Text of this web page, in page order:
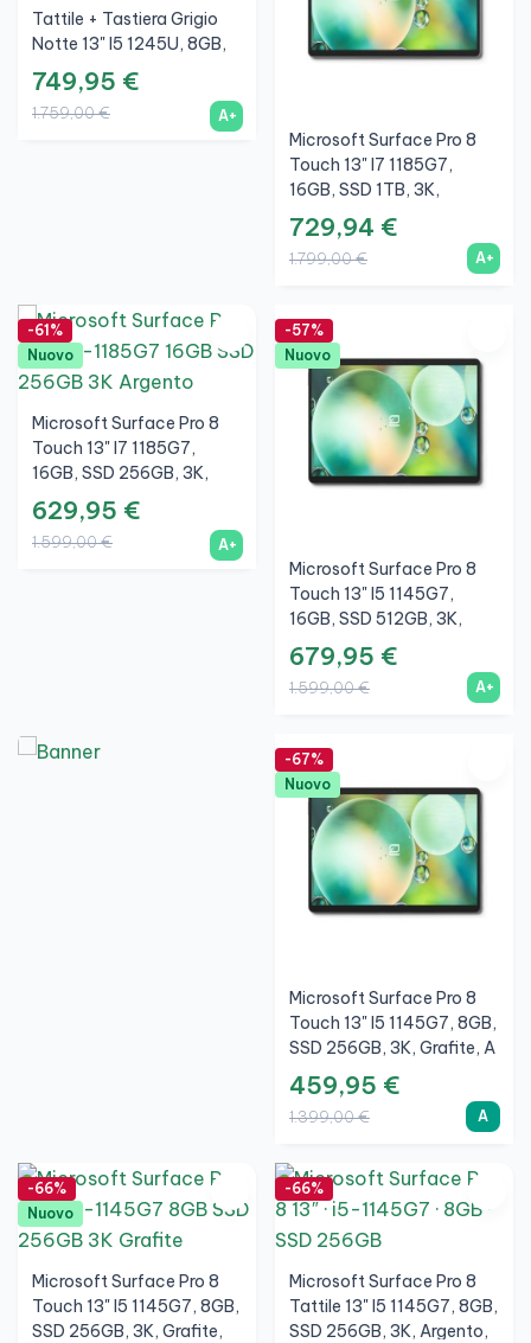
Tattile + Tastiera Grigio
Notte 13" I5 1245U, 8GB,
SSD 256GB, 3K, Argento,
A+
749,95 €
1.759,00 € A+
Microsoft Surface Pro 8
Touch 13" I7 1185G7,
16GB, SSD 1TB, 3K,
Argento, A+
729,94 €
1.799,00 € A+
-61%
Nuovo
Microsoft Surface Pro 8
Touch 13" I7 1185G7,
16GB, SSD 256GB, 3K,
Argento, A+
629,95 €
1.599,00 € A+
-57%
Nuovo
Microsoft Surface Pro 8
Touch 13" I5 1145G7,
16GB, SSD 512GB, 3K,
Grafite, A+
679,95 €
1.599,00 € A+
-67%
Nuovo
Microsoft Surface Pro 8
Touch 13" I5 1145G7, 8GB,
SSD 256GB, 3K, Grafite, A
032826
459,95 €
1.399,00 € A
-66%
Nuovo
Microsoft Surface Pro 8
Touch 13" I5 1145G7, 8GB,
SSD 256GB, 3K, Grafite,
-66%
Microsoft Surface Pro 8
Tattile 13" I5 1145G7, 8GB,
SSD 256GB, 3K, Argento,